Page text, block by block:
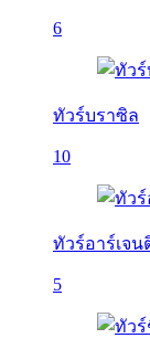
6
ทัวร์บราซิล
10
ทัวร์อาร์เจน
5